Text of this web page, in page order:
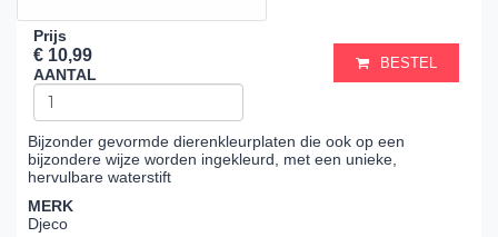
Prijs
€ 10,99
AANTAL
BESTEL
Bijzonder gevormde dierenkleurplaten die ook op een
bijzondere wijze worden ingekleurd, met een unieke,
hervulbare waterstift
MERK
Djeco